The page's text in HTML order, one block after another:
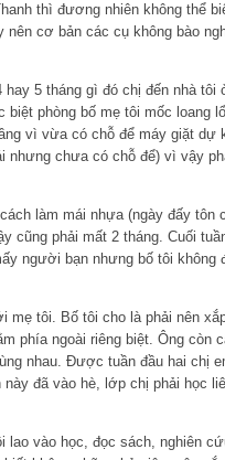
thì đương nhiên không thể
cơ bản các cụ không bào
5 tháng gì đó chị đến nhà tôi
phòng bố mẹ tôi mốc loang
vì vừa có chỗ để máy giặt dự
nhưng chưa có chỗ để) vì vậy
làm mái nhựa (ngày đấy tôn
cũng phải mất 2 tháng. Cuối
người bạn nhưng bố tôi không
tôi. Bố tôi cho là phải nên
phía ngoài riêng biệt. Ông còn
nhau. Được tuần đầu hai chị
đã vào hè, lớp chị phải học
lao vào học, đọc sách, nghiên